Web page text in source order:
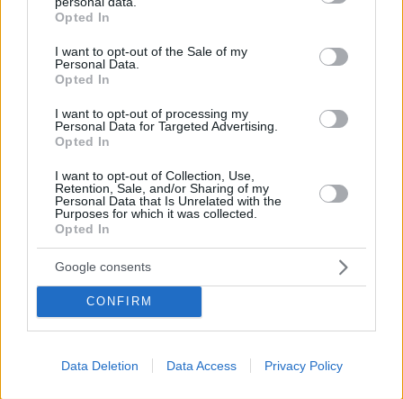
grant or deny consent to Google and its third-party tags to
use your data for below specified purposes in below Google
consent section.
Opted In
I want to opt-out of the Sale of my
Personal Data.
Opted In
I want to opt-out of processing my
Personal Data for Targeted Advertising.
Opted In
I want to opt-out of Collection, Use,
Retention, Sale, and/or Sharing of my
Personal Data that Is Unrelated with the
Purposes for which it was collected.
Opted In
Google consents
CONFIRM
Data Deletion Data Access Privacy Policy
«Δεν ήταν κοντά στο παιδί και πριν έναν μήνα το
είχε αφήσει ξανά μόνο» ισχυρίζεται ο ιδιοκτήτης
του beach bar για τον πατέρα του 4χρονου στην
10.08.2026, 12:21
Πέθανε ο σπουδαίος διανοούμενος,
Στέλιος Ράμφος σε ηλικία 87 ετών
10.08.2026, 13:28 45
ΔΕΘ τετραετίας με μέτρα για όλους: Τι
θα πει ο Μητσοτάκης στη